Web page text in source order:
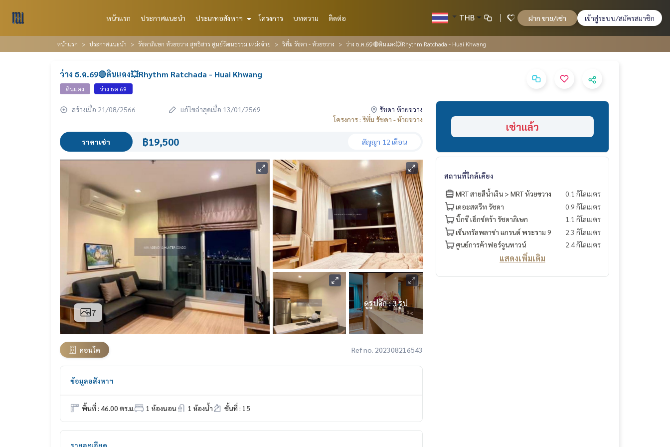
หน้าแรก ประกาศแนะนำ ประเภทอสังหาฯ โครงการ บทความ ติดต่อ THB ฝาก ขาย/เช่า เข้าสู่ระบบ/สมัครสมาชิก
หน้าแรก ประกาศแนะนำ รัชดาภิเษก ห้วยขวาง สุทธิสาร ศูนย์วัฒนธรรม เหม่งจ๋าย ริทึ่ม รัชดา - ห้วยขวาง ว่าง ธ.ค.69🔴ดินแดง💥Rhythm Ratchada - Huai Khwang
ว่าง ธ.ค.69🔴ดินแดง💥Rhythm Ratchada - Huai Khwang
ดินแดง ว่าง ธค 69
สร้างเมื่อ 21/08/2566 แก้ไขล่าสุดเมื่อ 13/01/2569
รัชดา ห้วยขวาง
โครงการ : ริทึ่ม รัชดา - ห้วยขวาง
ราคาเช่า ฿19,500 สัญญา 12 เดือน
7
ดูรูปอีก : 3 รูป
คอนโด Ref no. 202308216543
ข้อมูลอสังหาฯ
พื้นที่ : 46.00 ตร.ม. 1 ห้องนอน 1 ห้องน้ำ ชั้นที่ : 15
รายละเอียด
เช่าแล้ว
สถานที่ใกล้เคียง
MRT สายสีน้ำเงิน > MRT ห้วยขวาง
0.1 กิโลเมตร
เดอะสตรีท รัชดา
0.9 กิโลเมตร
บิ๊กซี เอ็กซ์ตร้า รัชดาภิเษก
1.1 กิโลเมตร
เซ็นทรัลพลาซ่า แกรนด์ พระราม 9
2.3 กิโลเมตร
ศูนย์การค้าฟอร์จูนทาวน์
2.4 กิโลเมตร
แสดงเพิ่มเติม